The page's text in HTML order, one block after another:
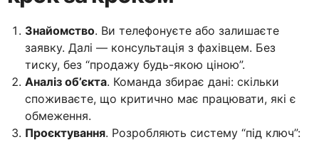
Знайомство. Ви телефонуєте або залишаєте
заявку. Далі — консультація з фахівцем. Без
тиску, без “продажу будь-якою ціною”.
Аналіз об’єкта. Команда збирає дані: скільки
споживаєте, що критично має працювати, які є
обмеження.
Проєктування. Розробляють систему “під ключ”: